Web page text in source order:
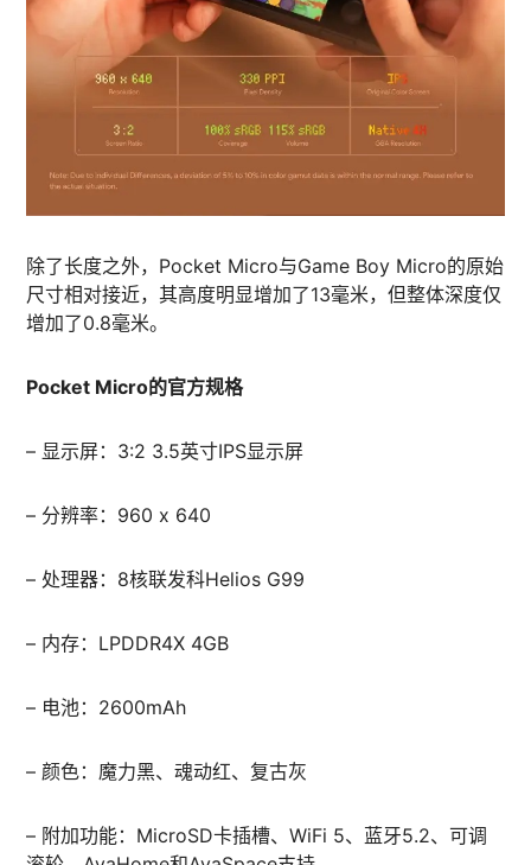
除了长度之外，Pocket Micro与Game Boy Micro的原始
尺寸相对接近，其高度明显增加了13毫米，但整体深度仅
增加了0.8毫米。
Pocket Micro的官方规格
– 显示屏：3:2 3.5英寸IPS显示屏
– 分辨率：960 x 640
– 处理器：8核联发科Helios G99
– 内存：LPDDR4X 4GB
– 电池：2600mAh
– 颜色：魔力黑、魂动红、复古灰
– 附加功能：MicroSD卡插槽、WiFi 5、蓝牙5.2、可调